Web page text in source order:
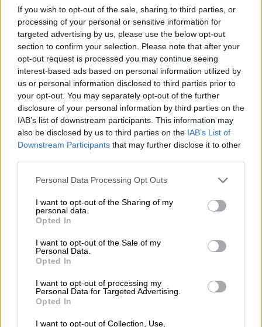
If you wish to opt-out of the sale, sharing to third parties, or
processing of your personal or sensitive information for
targeted advertising by us, please use the below opt-out
section to confirm your selection. Please note that after your
opt-out request is processed you may continue seeing
interest-based ads based on personal information utilized by
us or personal information disclosed to third parties prior to
your opt-out. You may separately opt-out of the further
disclosure of your personal information by third parties on the
IAB’s list of downstream participants. This information may
also be disclosed by us to third parties on the IAB’s List of
Downstream Participants that may further disclose it to other
Please note that this website/app uses one or more Google
not limited to your visit or usage behaviour. You may click to
grant or deny consent to Google and its third-party tags to
use your data for below specified purposes in below Google
consent section.
Personal Data Processing Opt Outs
I want to opt-out of the Sharing of my
personal data.
Opted In
I want to opt-out of the Sale of my
Personal Data.
Opted In
I want to opt-out of processing my
Personal Data for Targeted Advertising.
Opted In
I want to opt-out of Collection, Use,
Οι προβλέψεις των διεθνών οργανισμών
συχνά δεν πιάνουν την πραγματικότητα. Στην
Κολομβία, ο ΟΗΕ είχε υπολογίσει δείκτη
γονιμότητας 1,63 για το 2024, με μόλις 2,5%
πιθανότητα να πέσει κάτω από 1,4. Τελικά, ο
δείκτης έπεσε στο 1,06. Στην Αίγυπτο,
πέρυσι γεννήθηκαν λιγότερα από 2
εκατομμύρια μωρά, αριθμός που δεν
αναμενόταν πριν το 2100.
επίπεδο αντικατάστασης 2,1 σε πολλές
περιοχές, ενώ στον βορρά, στις φτωχότερες
πολιτείες, οι δείκτες είναι υψηλότεροι αλλά
δείκτης μειώθηκε στο 1,48, πολύ κάτω από
το επίπεδο που απαιτείται για σταθερό
πληθυσμό και
στην Ελλάδα εκτιμάται σε 1,27
το 2025, από 2,23 το 1980. Ακόμα και χώρες
με παλιότερα υψηλή γονιμότητα, όπως η
Κίνα ή το Μεξικό, βλέπουν μείωση των